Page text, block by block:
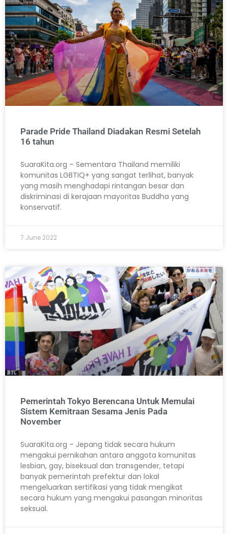
Parade Pride Thailand Diadakan Resmi Setelah
16 tahun
SuaraKita.org – Sementara Thailand memiliki
komunitas LGBTIQ+ yang sangat terlihat, banyak
yang masih menghadapi rintangan besar dan
diskriminasi di kerajaan mayoritas Buddha yang
konservatif.
7 June 2022
Pemerintah Tokyo Berencana Untuk Memulai
Sistem Kemitraan Sesama Jenis Pada
November
SuaraKita.org – Jepang tidak secara hukum
mengakui pernikahan antara anggota komunitas
lesbian, gay, biseksual dan transgender, tetapi
banyak pemerintah prefektur dan lokal
mengeluarkan sertifikasi yang tidak mengikat
secara hukum yang mengakui pasangan minoritas
seksual.